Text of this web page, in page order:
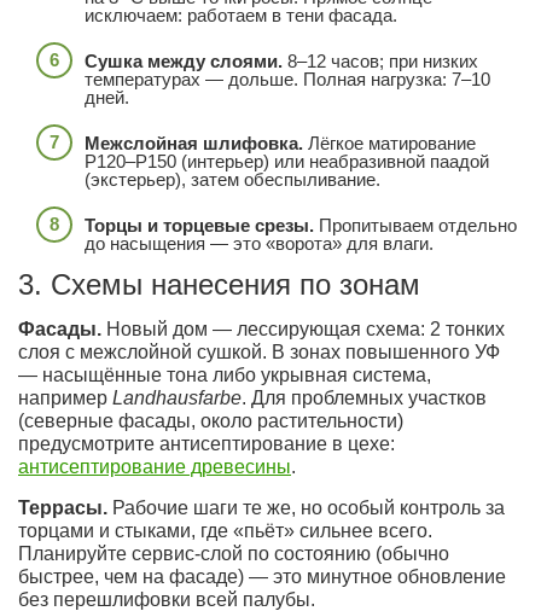
исключаем: работаем в тени фасада.
Сушка между слоями. 8–12 часов; при низких
температурах — дольше. Полная нагрузка: 7–10
дней.
Межслойная шлифовка. Лёгкое матирование
P120–P150 (интерьер) или неабразивной паадой
(экстерьер), затем обеспыливание.
Торцы и торцевые срезы. Пропитываем отдельно
до насыщения — это «ворота» для влаги.
3. Схемы нанесения по зонам
Фасады. Новый дом — лессирующая схема: 2 тонких
слоя с межслойной сушкой. В зонах повышенного УФ
— насыщённые тона либо укрывная система,
например Landhausfarbe. Для проблемных участков
(северные фасады, около растительности)
предусмотрите антисептирование в цехе:
антисептирование древесины.
Террасы. Рабочие шаги те же, но особый контроль за
торцами и стыками, где «пьёт» сильнее всего.
Планируйте сервис-слой по состоянию (обычно
быстрее, чем на фасаде) — это минутное обновление
без перешлифовки всей палубы.